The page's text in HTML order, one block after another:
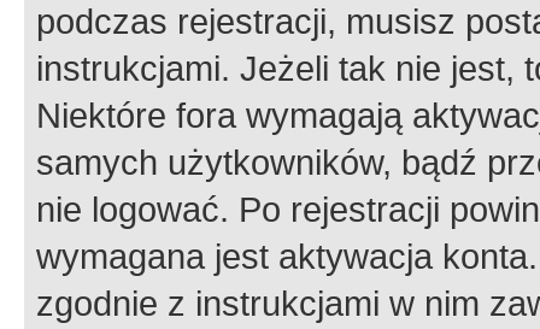
podczas rejestracji, musisz
instrukcjami. Jeżeli tak nie jest,
Niektóre fora wymagają
samych użytkowników, bądź
nie logować. Po rejestracji
wymagana jest aktywacja
zgodnie z instrukcjami w nim